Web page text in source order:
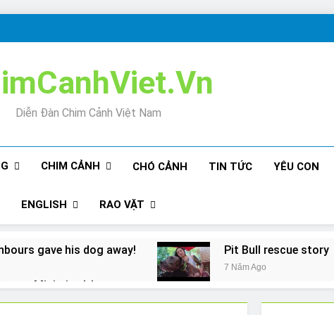
Diễn Đàn Chim Cảnh Việt Nam
CHIM CẢNH CHÓ CẢNH TIN TỨC YÊU CON
ENGLISH RAO VẶT
gave his dog away! Pit Bull rescue story
7 Năm Ago
to Minimize It!